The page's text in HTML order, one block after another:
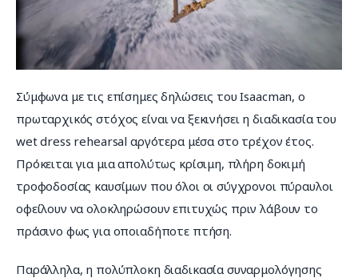
Σύμφωνα με τις επίσημες δηλώσεις του Isaacman, ο
πρωταρχικός στόχος είναι να ξεκινήσει η διαδικασία του
wet dress rehearsal αργότερα μέσα στο τρέχον έτος.
Πρόκειται για μια απολύτως κρίσιμη, πλήρη δοκιμή
τροφοδοσίας καυσίμων που όλοι οι σύγχρονοι πύραυλοι
οφείλουν να ολοκληρώσουν επιτυχώς πριν λάβουν το
πράσινο φως για οποιαδήποτε πτήση.
Παράλληλα, η πολύπλοκη διαδικασία συναρμολόγησης